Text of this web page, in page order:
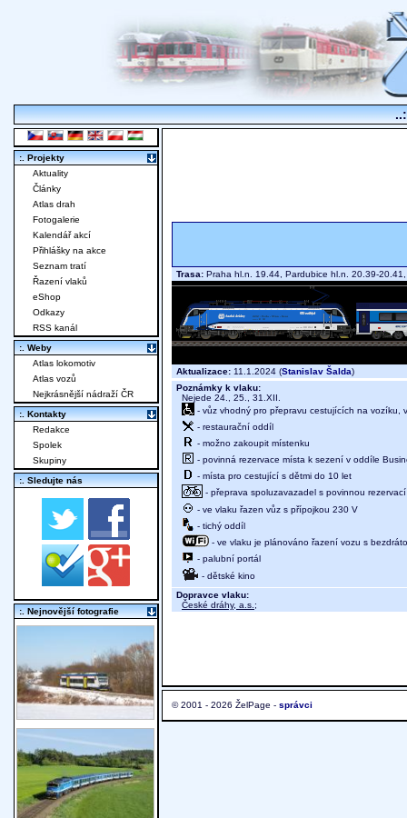
Trasa: Praha hl.n. 19.44, Pardubice hl.n. 20.39-
Aktualizace: 11.1.2024 (Stanislav Šalda)
Poznámky k vlaku:
Nejede 24., 25., 31.XII.
- vůz vhodný pro přepravu cestujících na vozíku,
- restaurační oddíl
- možno zakoupit místenku
- povinná rezervace místa k sezení v oddíle
- místa pro cestující s dětmi do 10 let
- přeprava spoluzavazadel s povinnou
- ve vlaku řazen vůz s přípojkou 230 V
- tichý oddíl
- ve vlaku je plánováno řazení vozu s
- palubní portál
- dětské kino
Dopravce vlaku:
České dráhy, a.s. ;
© 2001 - 2026 ŽelPage - správci
:. Projekty
Aktuality
Články
Atlas drah
Fotogalerie
Kalendář akcí
Přihlášky na akce
Seznam tratí
Řazení vlaků
eShop
Odkazy
RSS kanál
:. Weby
Atlas lokomotiv
Atlas vozů
Nejkrásnější nádraží ČR
:. Kontakty
Redakce
Spolek
Skupiny
:. Sledujte nás
:. Nejnovější fotografie